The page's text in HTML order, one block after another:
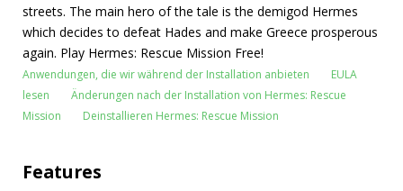
streets. The main hero of the tale is the demigod Hermes
which decides to defeat Hades and make Greece prosperous
again. Play Hermes: Rescue Mission Free!
Anwendungen, die wir während der Installation anbieten
EULA
lesen
Änderungen nach der Installation von Hermes: Rescue
Mission
Deinstallieren Hermes: Rescue Mission
Features